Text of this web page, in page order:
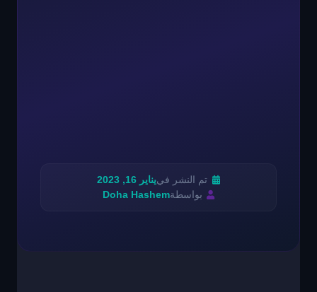
تم النشر فييناير 16, 2023
بواسطةDoha Hashem